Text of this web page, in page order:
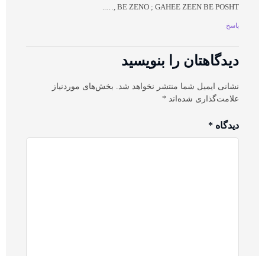
BE ZENO ; GAHEE ZEEN BE POSHT ,…..
پاسخ
دیدگاهتان را بنویسید
نشانی ایمیل شما منتشر نخواهد شد.
بخش‌های موردنیاز
علامت‌گذاری شده‌اند *
دیدگاه*